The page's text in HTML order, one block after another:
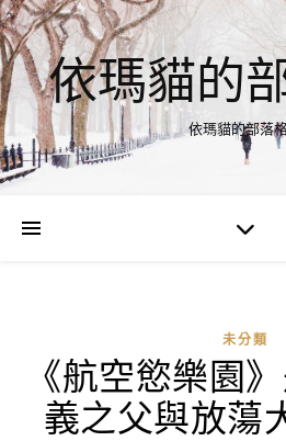
依瑪貓的
依瑪貓的部落
未分類
《航空慾樂園
義之父與放蕩